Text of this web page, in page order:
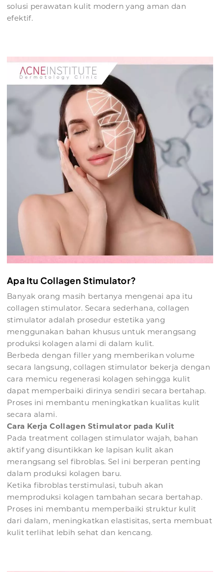
solusi perawatan kulit modern yang aman dan
efektif.
Apa Itu Collagen Stimulator?
Banyak orang masih bertanya mengenai apa itu
collagen stimulator. Secara sederhana, collagen
stimulator adalah prosedur estetika yang
menggunakan bahan khusus untuk merangsang
produksi kolagen alami di dalam kulit.
Berbeda dengan filler yang memberikan volume
secara langsung, collagen stimulator bekerja dengan
cara memicu regenerasi kolagen sehingga kulit
dapat memperbaiki dirinya sendiri secara bertahap.
Proses ini membantu meningkatkan kualitas kulit
secara alami.
Cara Kerja Collagen Stimulator pada Kulit
Pada treatment collagen stimulator wajah, bahan
aktif yang disuntikkan ke lapisan kulit akan
merangsang sel fibroblas. Sel ini berperan penting
dalam produksi kolagen baru.
Ketika fibroblas terstimulasi, tubuh akan
memproduksi kolagen tambahan secara bertahap.
Proses ini membantu memperbaiki struktur kulit
dari dalam, meningkatkan elastisitas, serta membuat
kulit terlihat lebih sehat dan kencang.